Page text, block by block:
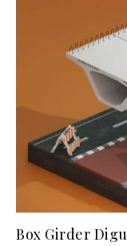
Box Girder